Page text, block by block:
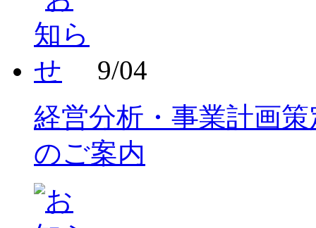
9/04
経営分析・事業計画
のご案内